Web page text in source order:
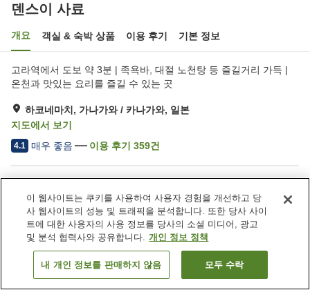
덴스이 사료
개요 객실 & 숙박 상품 이용 후기 기본 정보
고라역에서 도보 약 3분 | 족욕바, 대절 노천탕 등 즐길거리 가득 |
온천과 맛있는 요리를 즐길 수 있는 곳
하코네마치, 가나가와 / 카나가와, 일본
지도에서 보기
4.1 매우 좋음 이용 후기 359건
Wi-Fi
역에서 도보 5분
암반욕
사우나
객실 보기
이 웹사이트는 쿠키를 사용하여 사용자 경험을 개선하고 당
사 웹사이트의 성능 및 트래픽을 분석합니다. 또한 당사 사이
트에 대한 사용자의 사용 정보를 당사의 소셜 미디어, 광고
및 분석 협력사와 공유합니다. 개인 정보 정책
내 개인 정보를 판매하지 않음 모두 수락